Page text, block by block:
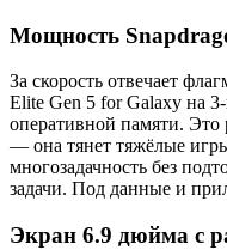
Мощность
За скорость отвечает
Elite Gen 5 for Galaxy на
оперативной памяти. Это
— она тянет тяжёлые
многозадачность без
задачи. Под данные и
Экран 6.9 дюйма с